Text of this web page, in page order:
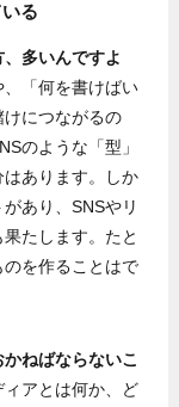
る
多いんですよ
、「何を書けばい
につながるの
のような「型」
あります。しか
あり、SNSやリ
たします。たと
を作ることはで
ねばならないこ
アとは何か、ど